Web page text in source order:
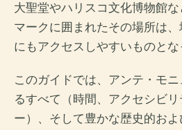
大聖堂やハリスコ文化博物館
マークに囲まれたその場所は
にもアクセスしやすいものとな
このガイドでは、アンテ・モ
るすべて（時間、アクセシビ
ー）、そして豊かな歴史的お